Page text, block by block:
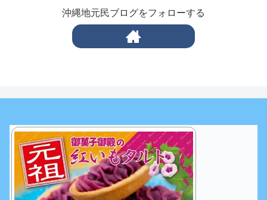
沖縄地元民ブログをフォローする